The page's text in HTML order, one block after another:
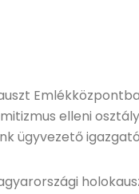
elleni
ügyvezető